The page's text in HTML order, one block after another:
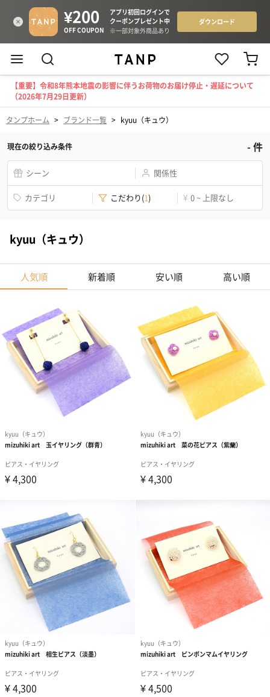
【重要】令和8年熊本地震の影響に伴うお荷物のお届け停止・遅延について
（2026年7月29日更新）
タンプホーム > ブランド一覧 > kyuu（キュウ）
現在の絞り込み条件 -件
シーン 関係性
カテゴリ こだわり(1) ¥ 0 ~ 上限なし
kyuu（キュウ）
人気順 新着順 安い順 高い順